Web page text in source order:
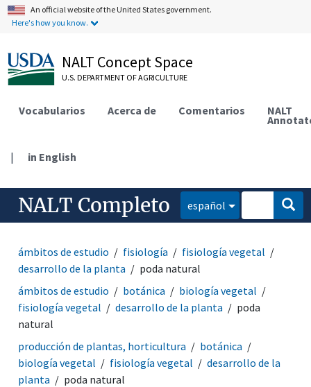
An official website of the United States government.
Here's how you know.
NALT Concept Space
U.S. DEPARTMENT OF AGRICULTURE
Vocabularios Acerca de Comentarios NALT
| in English
NALT Completo español
ámbitos de estudio fisiología
fisiología vegetal
desarrollo de la planta
poda natural
ámbitos de estudio
botánica
biología vegetal
fisiología vegetal
desarrollo de la planta
poda
natural
producción de plantas, horticultura
botánica
biología vegetal
fisiología vegetal
desarrollo de la
planta
poda natural